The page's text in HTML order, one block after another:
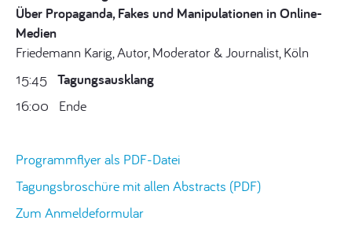
Über Propaganda, Fakes und Manipulationen in Online-
Medien
Friedemann Karig, Autor, Moderator & Journalist, Köln
15:45 Tagungsausklang
16:00 Ende
Programmflyer als PDF-Datei
Tagungsbroschüre mit allen Abstracts (PDF)
Zum Anmeldeformular